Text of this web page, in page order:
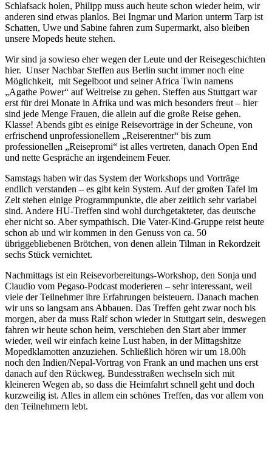
Schlafsack holen, Philipp muss auch heute schon wieder heim, wir
anderen sind etwas planlos. Bei Ingmar und Marion unterm Tarp ist
Schatten, Uwe und Sabine fahren zum Supermarkt, also bleiben
unsere Mopeds heute stehen.
Wir sind ja sowieso eher wegen der Leute und der Reisegeschichten
hier. Unser Nachbar Steffen aus Berlin sucht immer noch eine
Möglichkeit, mit Segelboot und seiner Africa Twin namens
„Agathe Power“ auf Weltreise zu gehen. Steffen aus Stuttgart war
erst für drei Monate in Afrika und was mich besonders freut – hier
sind jede Menge Frauen, die allein auf die große Reise gehen.
Klasse! Abends gibt es einige Reisevorträge in der Scheune, von
erfrischend unprofessionellem „Reiserentner“ bis zum
professionellen „Reisepromi“ ist alles vertreten, danach Open End
und nette Gespräche an irgendeinem Feuer.
Samstags haben wir das System der Workshops und Vorträge
endlich verstanden – es gibt kein System. Auf der großen Tafel im
Zelt stehen einige Programmpunkte, die aber zeitlich sehr variabel
sind. Andere HU-Treffen sind wohl durchgetakteter, das deutsche
eher nicht so. Aber sympathisch. Die Vater-Kind-Gruppe reist heute
schon ab und wir kommen in den Genuss von ca. 50
übriggebliebenen Brötchen, von denen allein Tilman in Rekordzeit
sechs Stück vernichtet.
Nachmittags ist ein Reisevorbereitungs-Workshop, den Sonja und
Claudio vom Pegaso-Podcast moderieren – sehr interessant, weil
viele der Teilnehmer ihre Erfahrungen beisteuern. Danach machen
wir uns so langsam ans Abbauen. Das Treffen geht zwar noch bis
morgen, aber da muss Ralf schon wieder in Stuttgart sein, deswegen
fahren wir heute schon heim, verschieben den Start aber immer
wieder, weil wir einfach keine Lust haben, in der Mittagshitze
Mopedklamotten anzuziehen. Schließlich hören wir um 18.00h
noch den Indien/Nepal-Vortrag von Frank an und machen uns erst
danach auf den Rückweg. Bundesstraßen wechseln sich mit
kleineren Wegen ab, so dass die Heimfahrt schnell geht und doch
kurzweilig ist. Alles in allem ein schönes Treffen, das vor allem von
den Teilnehmern lebt.